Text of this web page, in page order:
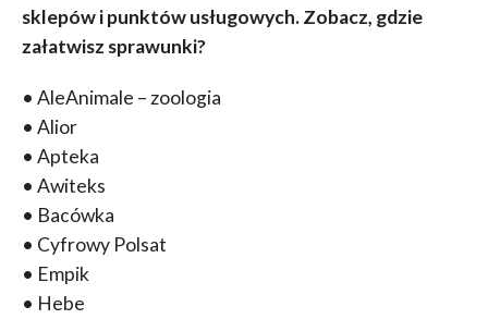
sklepów i punktów usługowych. Zobacz, gdzie
załatwisz sprawunki?
• AleAnimale – zoologia
• Alior
• Apteka
• Awiteks
• Bacówka
• Cyfrowy Polsat
• Empik
• Hebe